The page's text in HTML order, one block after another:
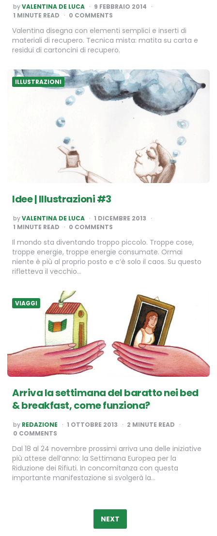
POSTED
BY
byVALENTINA DE LUCA
9 FEBBRAIO 2014
1 MINUTE READ 0 COMMENTS
Valentina disegna con elementi semplici e inserti di
materiali di recupero. Tecnica mista: matita su carta e
residui di cartoncini di recupero.
ILLUSTRAZIONI
Idee | Illustrazioni #3
POSTED
BY
byVALENTINA DE LUCA
1 DICEMBRE 2013
1 MINUTE READ 0 COMMENTS
Il mondo sta diventando troppo piccolo. Troppe cose,
troppe energie, troppe energie consumate. Ormai
niente è più al proprio posto e c’è solo il caos. Su questo
rifletteva il vecchio…
VIAGGI
Arriva la settimana del baratto nei bed
& breakfast, come funziona?
POSTED
BY
by REDAZIONE 1 OTTOBRE 2013 2 MINUTE READ
0 COMMENTS
Dal 18 al 24 novembre prossimi arriva una delle iniziative
più attese dell’anno: la Settimana Europea per la
Riduzione dei Rifiuti. In concomitanza con questa
importante manifestazione si svolgerà la…
NEXT